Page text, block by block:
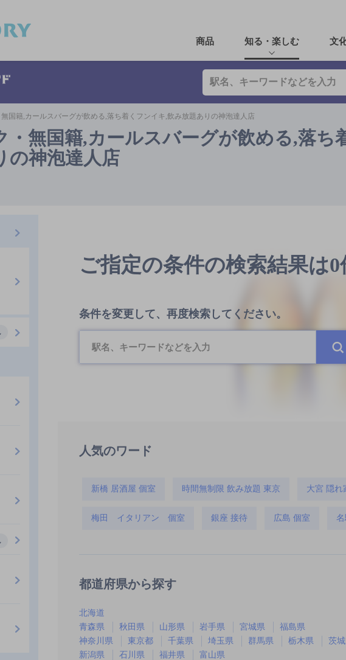
商品 知る・楽しむ 文
国籍,カールスバーグが飲める,落ち着くフンイキ,飲み放題ありの神泡達人店
・無国籍,カールスバーグが飲める,落ち
の神泡達人店
ご指定の条件の検索結果は0
条件を変更して、再度検索してください。
人気のワード
新橋 居酒屋 個室 時間無制限 飲み放題 東京 大宮 隠れ
梅田 イタリアン 個室 銀座 接待 広島 個室
都道府県から探す
北海道
青森県
秋田県 山形県 岩手県 宮城県
福島県
神奈川県
東京都 千葉県 埼玉県 群馬県 栃木県
茨
新潟県
石川県 福井県
富山県